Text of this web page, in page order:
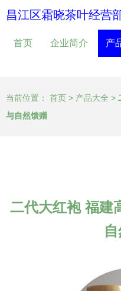
昌江区霜晓茶叶经营
首页 企业简介 产
当前位置： 首页 > 产品大全 >
与自然馈赠
二代大红袍 福建